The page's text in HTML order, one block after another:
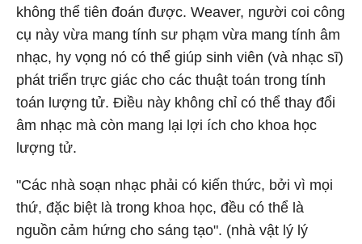
không thể tiên đoán được. Weaver, người coi công
cụ này vừa mang tính sư phạm vừa mang tính âm
nhạc, hy vọng nó có thể giúp sinh viên (và nhạc sĩ)
phát triển trực giác cho các thuật toán trong tính
toán lượng tử. Điều này không chỉ có thể thay đổi
âm nhạc mà còn mang lại lợi ích cho khoa học
lượng tử.
"Các nhà soạn nhạc phải có kiến thức, bởi vì mọi
thứ, đặc biệt là trong khoa học, đều có thể là
nguồn cảm hứng cho sáng tạo". (nhà vật lý lý